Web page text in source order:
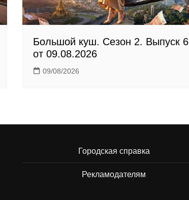
Большой куш. Сезон 2. Выпуск 6
от 09.08.2026
09/08/2026
Городская справка
Рекламодателям